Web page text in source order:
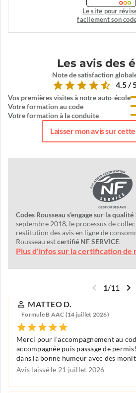
Le site pour
facilement son
Les avis des
Note de satisfaction
4.5 /
Vos premières visites à notre auto-école
Votre formation au code
Votre formation à la conduite
Laisser mon avis sur
Codes Rousseau s'engage sur la qualité
septembre 2018, le processus de
restitution des avis en ligne de
Rousseau estcertifié NF SERVICE.
Plus d'infos sur la certification de
1/11
MATTEO D.
Formule B AAC (14 juillet 2026)
Merci pour l’accompagnement au
accompagnée puis passage de
dans la bonne humeur avec des
Avis laissé le 21 juillet 2026